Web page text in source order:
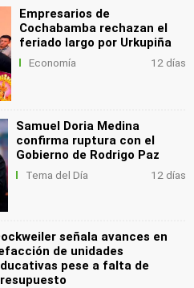
Empresarios de
Cochabamba rechazan el
feriado largo por Urkupiña
Economía 12 días
Samuel Doria Medina
confirma ruptura con el
Gobierno de Rodrigo Paz
Tema del Día 12 días
señala avances en
de unidades
pese a falta de